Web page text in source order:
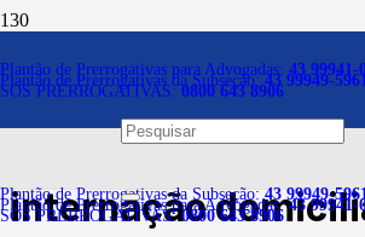
Plantão de Prerrogativas para Advogadas: 43 99941-
Plantão de Prerrogativas da Subseção:43 99949-
SOS PRERROGATIVAS:0800 643 8906
Plantão de Prerrogativas da Subseção:43 99949-
Plantão de Prerrogativas para Advogadas:43 99941-
SOS PRERROGATIVAS:0800 643 8906
Plano de saúde
insumos
internação